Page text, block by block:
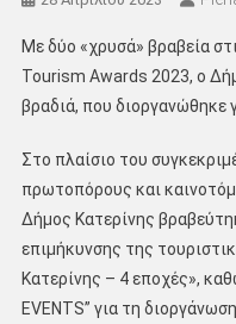
Με δύο «χρυσά» βραβεία
Tourism Awards 2023, ο
βραδιά, που διοργανώθηκε
Στο πλαίσιο του
πρωτοπόρους και
Δήμος Κατερίνης
επιμήκυνσης της
Κατερίνης – 4 εποχές»,
EVENTS” για τη